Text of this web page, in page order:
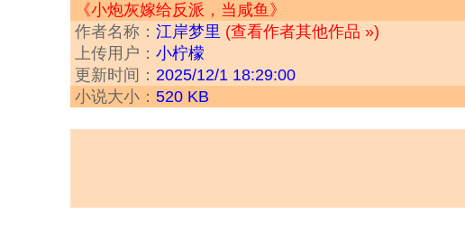
《小炮灰嫁给反派，当咸鱼》
作者名称： 江岸梦里 (查看作者其他作品 »)
上传用户： 小柠檬
更新时间： 2025/12/1 18:29:00
小说大小： 520 KB